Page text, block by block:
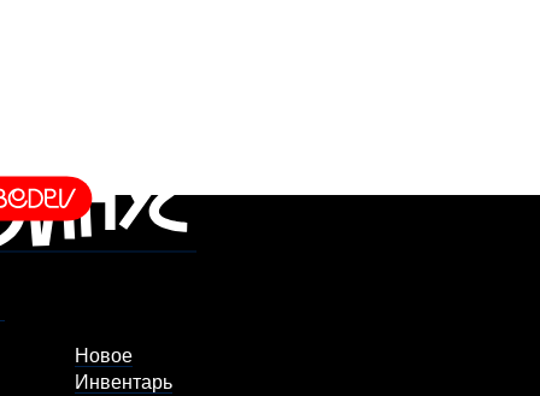
Новое
Инвентарь